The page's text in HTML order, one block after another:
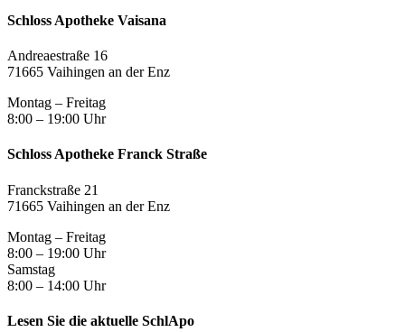
Schloss Apotheke Vaisana
Andreaestraße 16
71665 Vaihingen an der Enz
Montag – Freitag
8:00 – 19:00 Uhr
Schloss Apotheke Franck Straße
Franckstraße 21
71665 Vaihingen an der Enz
Montag – Freitag
8:00 – 19:00 Uhr
Samstag
8:00 – 14:00 Uhr
Lesen Sie die aktuelle SchlApo